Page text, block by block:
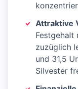
Attraktive
Festgehalt
zuzüglich
und 31,5
Silvester